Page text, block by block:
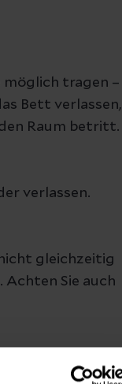
möglich tragen –
Bett verlassen,
Raum betritt.
verlassen.
gleichzeitig
Sie auch
Persönliche